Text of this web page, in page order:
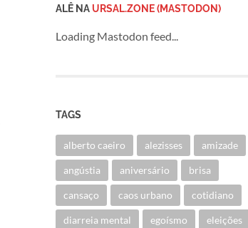
ALÊ NA URSAL.ZONE (MASTODON)
Loading Mastodon feed...
TAGS
alberto caeiro alezisses amizade
angústia aniversário brisa
cansaço caos urbano cotidiano
diarreia mental egoísmo eleições